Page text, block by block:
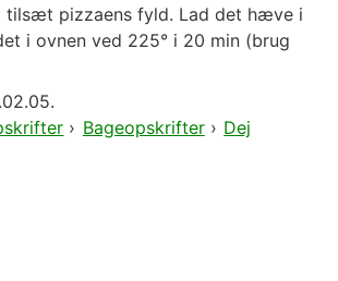
tilsæt pizzaens fyld. Lad det hæve i
i ovnen ved 225° i 20 min (brug
› Bageopskrifter› Dej